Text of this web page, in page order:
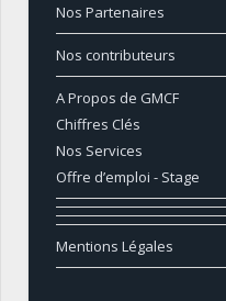
Nos Partenaires
Nos contributeurs
A Propos de GMCF
Chiffres Clés
Nos Services
Offre d’emploi - Stage
Mentions Légales